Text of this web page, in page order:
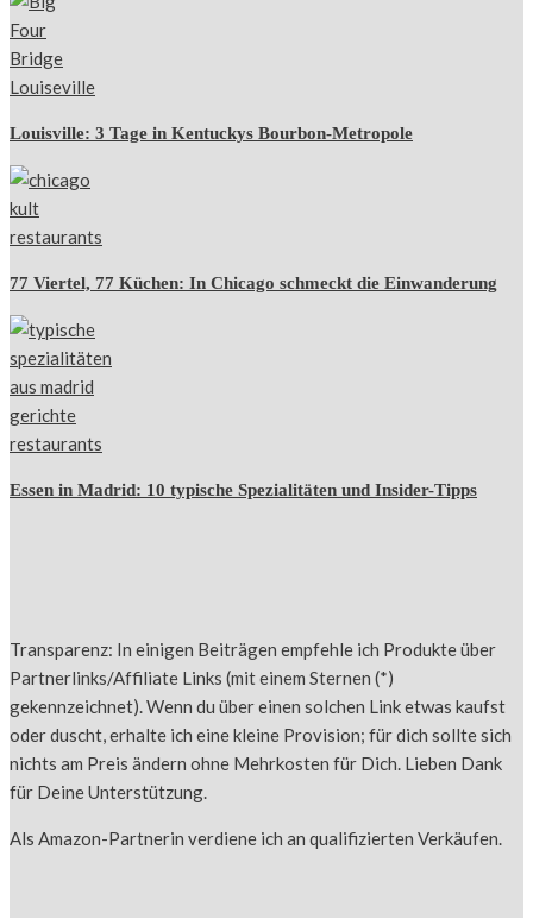
Louisville: 3 Tage in Kentuckys Bourbon-Metropole
77 Viertel, 77 Küchen: In Chicago schmeckt die Einwanderung
Essen in Madrid: 10 typische Spezialitäten und Insider-Tipps
Transparenz: In einigen Beiträgen empfehle ich Produkte über
Partnerlinks/Affiliate Links (mit einem Sternen (*)
gekennzeichnet). Wenn du über einen solchen Link etwas kaufst
oder duscht, erhalte ich eine kleine Provision; für dich sollte sich
nichts am Preis ändern ohne Mehrkosten für Dich. Lieben Dank
für Deine Unterstützung.
Als Amazon-Partnerin verdiene ich an qualifizierten Verkäufen.